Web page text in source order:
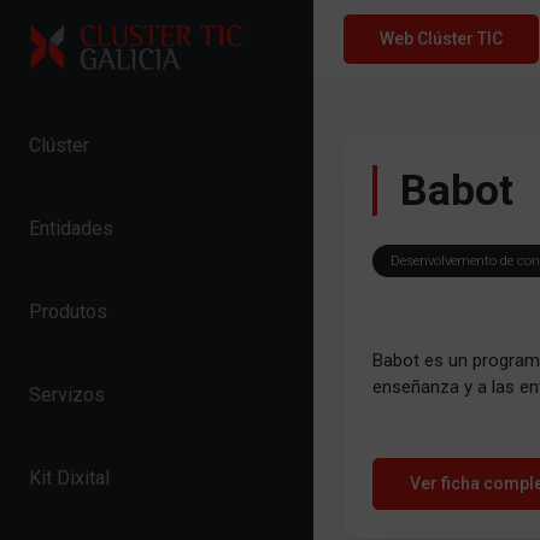
Skip to content
Clúster
Entidades
Produtos
Servizos
Kit Dixital
Web Clúster TIC
Babot
Desenvolvemento de
Babot es un
enseñanza y a las
Ver ficha